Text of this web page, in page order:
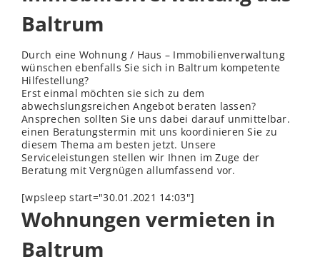
Baltrum
Durch eine Wohnung / Haus – Immobilienverwaltung
wünschen ebenfalls Sie sich in Baltrum kompetente
Hilfestellung?
Erst einmal möchten sie sich zu dem
abwechslungsreichen Angebot beraten lassen?
Ansprechen sollten Sie uns dabei darauf unmittelbar.
einen Beratungstermin mit uns koordinieren Sie zu
diesem Thema am besten jetzt. Unsere
Serviceleistungen stellen wir Ihnen im Zuge der
Beratung mit Vergnügen allumfassend vor.
[wpsleep start="30.01.2021 14:03"]
Wohnungen vermieten in
Baltrum